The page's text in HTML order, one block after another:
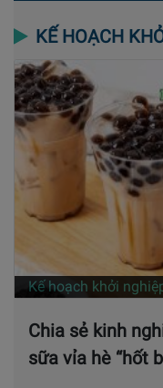
KẾ HOẠCH
Kế hoạch khởi
Chia sẻ kinh
sữa vỉa hè “hốt